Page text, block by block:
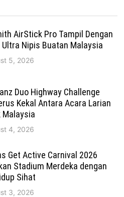
AirStick Pro Tampil Dengan
Ultra Nipis Buatan Malaysia
5, 2026
Duo Highway Challenge
Kekal Antara Acara Larian
Malaysia
4, 2026
Get Active Carnival 2026
Stadium Merdeka dengan
Sihat
3, 2026